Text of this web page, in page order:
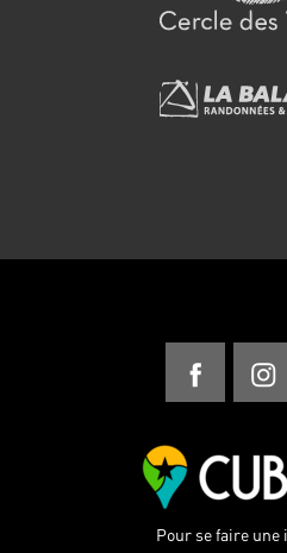
Pour se faire une